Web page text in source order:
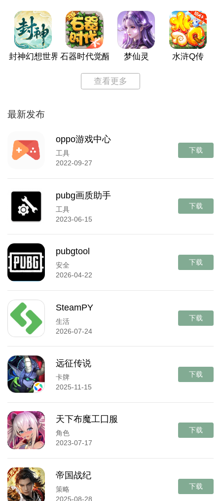
封神幻想世界 石器时代觉醒 梦仙灵 水浒Q传
查看更多
最新发布
oppo游戏中心
工具
2022-09-27
下载
pubg画质助手
工具
2023-06-15
下载
pubgtool
安全
2026-04-22
下载
SteamPY
生活
2026-07-24
下载
远征传说
卡牌
2025-11-15
下载
天下布魔工囗服
角色
2023-07-17
下载
帝国战纪
策略
2025-08-28
下载